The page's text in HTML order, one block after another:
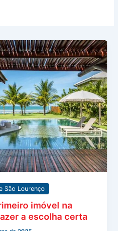
São Lourenço
imóvel na
a escolha certa